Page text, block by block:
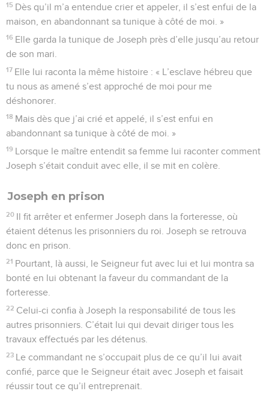
15 Dès qu’il m’a entendue crier et appeler, il s’est enfui de la
maison, en abandonnant sa tunique à côté de moi. »
16 Elle garda la tunique de Joseph près d’elle jusqu’au retour
de son mari.
17 Elle lui raconta la même histoire : « L’esclave hébreu que
tu nous as amené s’est approché de moi pour me
déshonorer.
18 Mais dès que j’ai crié et appelé, il s’est enfui en
abandonnant sa tunique à côté de moi. »
19 Lorsque le maître entendit sa femme lui raconter comment
Joseph s’était conduit avec elle, il se mit en colère.
Joseph en prison
20 Il fit arrêter et enfermer Joseph dans la forteresse, où
étaient détenus les prisonniers du roi. Joseph se retrouva
donc en prison.
21 Pourtant, là aussi, le Seigneur fut avec lui et lui montra sa
bonté en lui obtenant la faveur du commandant de la
forteresse.
22 Celui-ci confia à Joseph la responsabilité de tous les
autres prisonniers. C’était lui qui devait diriger tous les
travaux effectués par les détenus.
23 Le commandant ne s’occupait plus de ce qu’il lui avait
confié, parce que le Seigneur était avec Joseph et faisait
réussir tout ce qu’il entreprenait.